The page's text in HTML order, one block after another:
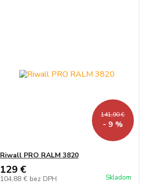
141,90 €
- 9 %
Riwall PRO RALM 3820
129 €
104,88 € bez DPH Skladom